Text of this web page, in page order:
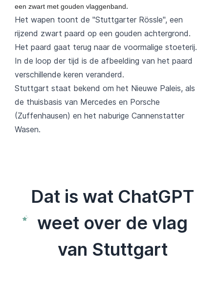
een zwart met gouden vlaggenband.
Het wapen toont de "Stuttgarter Rössle", een
rijzend zwart paard op een gouden achtergrond.
Het paard gaat terug naar de voormalige stoeterij.
In de loop der tijd is de afbeelding van het paard
verschillende keren veranderd.
Stuttgart staat bekend om het Nieuwe Paleis, als
de thuisbasis van Mercedes en Porsche
(Zuffenhausen) en het naburige Cannenstatter
Wasen.
Dat is wat ChatGPT
weet over de vlag
van Stuttgart